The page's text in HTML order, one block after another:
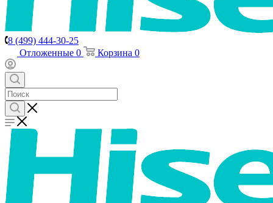
8 (499) 444-30-25
Отложенные 0 Корзина 0